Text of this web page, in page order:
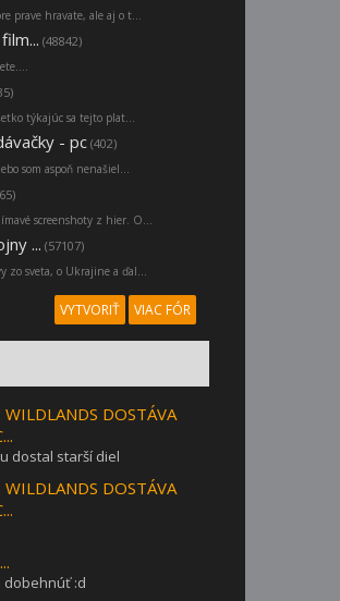
prave hravate, ale aj o t...
(48842)
týkajúc sa tejto plat...
- pc (402)
som aspoň nenašiel...
screenshoty z hier. O...
... (57107)
zo sveta, o Ukrajine a ďal...
VYTVORIŤ VIAC FÓR
DOSTÁVA
dostal starší diel
DOSTÁVA
dobehnúť :d